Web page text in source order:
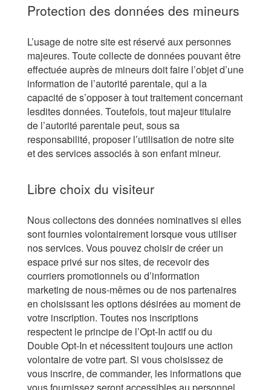
Protection des données des mineurs
L’usage de notre site est réservé aux personnes
majeures. Toute collecte de données pouvant être
effectuée auprès de mineurs doit faire l’objet d’une
information de l’autorité parentale, qui a la
capacité de s’opposer à tout traitement concernant
lesdites données. Toutefois, tout majeur titulaire
de l’autorité parentale peut, sous sa
responsabilité, proposer l’utilisation de notre site
et des services associés à son enfant mineur.
Libre choix du visiteur
Nous collectons des données nominatives si elles
sont fournies volontairement lorsque vous utiliser
nos services. Vous pouvez choisir de créer un
espace privé sur nos sites, de recevoir des
courriers promotionnels ou d’information
marketing de nous-mêmes ou de nos partenaires
en choisissant les options désirées au moment de
votre inscription. Toutes nos inscriptions
respectent le principe de l’Opt-In actif ou du
Double Opt-In et nécessitent toujours une action
volontaire de votre part. Si vous choisissez de
vous inscrire, de commander, les informations que
vous fournissez seront accessibles au personnel